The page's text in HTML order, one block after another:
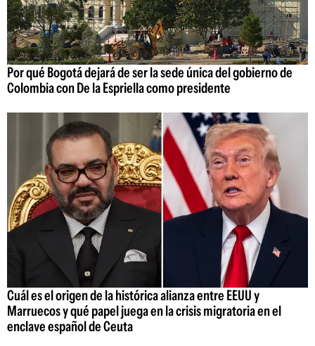
Por qué Bogotá dejará de ser la sede única del gobierno de
Colombia con De la Espriella como presidente
Cuál es el origen de la histórica alianza entre EEUU y
Marruecos y qué papel juega en la crisis migratoria en el
enclave español de Ceuta